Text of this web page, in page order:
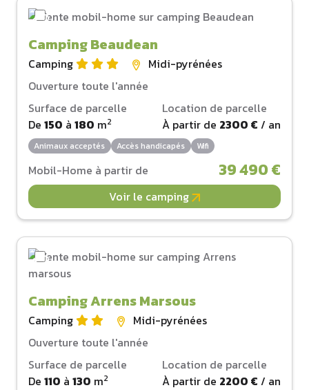
Camping Beaudean
Camping
Midi-pyrénées
Ouverture toute l'année
Surface de parcelle
De 150 à 180 m2
Location de parcelle
À partir de 2300 € / an
Animaux acceptés Accès handicapés Wifi
Mobil-Home à partir de 39 490 €
Voir le camping
Camping Arrens Marsous
Camping
Midi-pyrénées
Ouverture toute l'année
Surface de parcelle
De 110 à 130 m2
Location de parcelle
À partir de 2200 € / an